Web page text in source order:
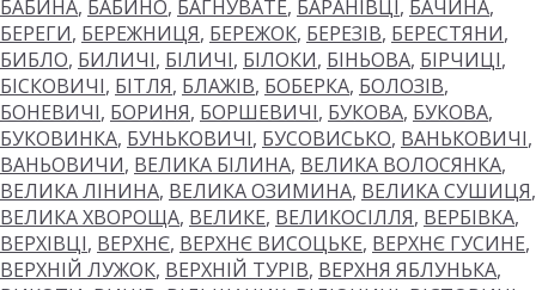
БАБИНА, БАБИНО, БАГНУВАТЕ, БАРАНІВЦІ, БАЧИНА,
БЕРЕГИ, БЕРЕЖНИЦЯ, БЕРЕЖОК, БЕРЕЗІВ, БЕРЕСТЯНИ,
БИБЛО, БИЛИЧІ, БІЛИЧІ, БІЛОКИ, БІНЬОВА, БІРЧИЦІ,
БІСКОВИЧІ, БІТЛЯ, БЛАЖІВ, БОБЕРКА, БОЛОЗІВ,
БОНЕВИЧІ, БОРИНЯ, БОРШЕВИЧІ, БУКОВА, БУКОВА,
БУКОВИНКА, БУНЬКОВИЧІ, БУСОВИСЬКО, ВАНЬКОВИЧІ,
ВАНЬОВИЧИ, ВЕЛИКА БІЛИНА, ВЕЛИКА ВОЛОСЯНКА,
ВЕЛИКА ЛІНИНА, ВЕЛИКА ОЗИМИНА, ВЕЛИКА СУШИЦЯ,
ВЕЛИКА ХВОРОЩА, ВЕЛИКЕ, ВЕЛИКОСІЛЛЯ, ВЕРБІВКА,
ВЕРХІВЦІ, ВЕРХНЄ, ВЕРХНЄ ВИСОЦЬКЕ, ВЕРХНЄ ГУСИНЕ,
ВЕРХНІЙ ЛУЖОК, ВЕРХНІЙ ТУРІВ, ВЕРХНЯ ЯБЛУНЬКА,